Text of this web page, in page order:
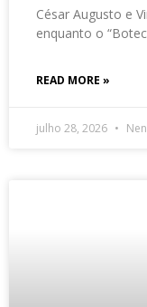
César Augusto e
enquanto o
READ MORE »
julho 28, 2026